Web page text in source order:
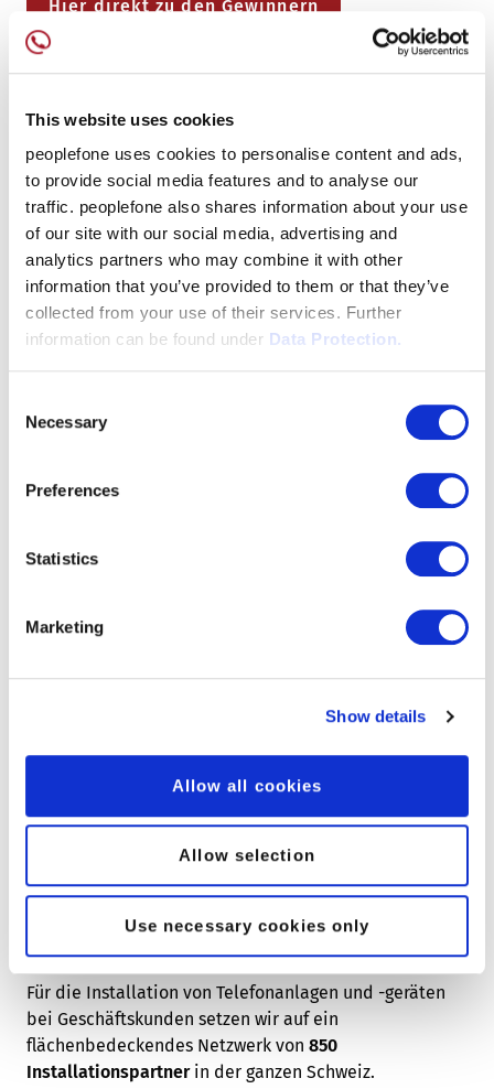
This website uses cookies
peoplefone uses cookies to personalise content and ads,
to provide social media features and to analyse our
traffic. peoplefone also shares information about your use
of our site with our social media, advertising and
analytics partners who may combine it with other
information that you’ve provided to them or that they’ve
collected from your use of their services. Further
information can be found under Data Protection.
Selection
Necessary
Preferences
Statistics
Marketing
Show details
Allow all cookies
Allow selection
Use necessary cookies only
Hier direkt zu den Gewinnern
LOKAL VERANKERT
Sorgenfreie Installation Ihrer
Telefonanlage
Für die Installation von Telefonanlagen und -geräten
bei Geschäftskunden setzen wir auf ein
flächenbedeckendes Netzwerk von 850
Installationspartnerin der ganzen Schweiz.